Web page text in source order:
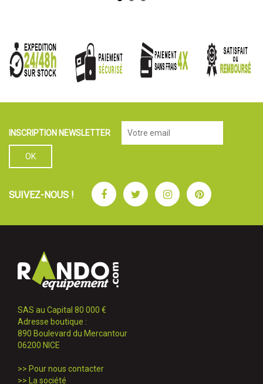
INSCRIPTION NEWSLETTER
SUIVEZ-NOUS ! FacebookTwitterInstagramPinterest
SAS au Capital 80 000 €
Adresse boutique :
890 Boulevard du Mercantour
06200 NICE
>> Pour nous contacter
>>
La société